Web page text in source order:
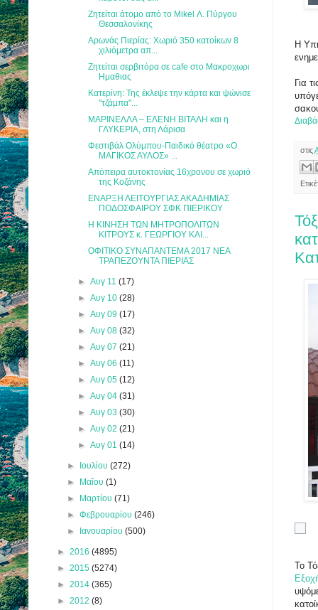
Η
Για
στις
Το
Ζητείται άτομο από το Mikel Λ. Πύργου
Θεσσαλονίκης
Αρωνάς Πιερίας: Χωριό 350 κατοίκων 8
χιλιόμετρα απ...
Ζητείται σερβιτόρα σε cafe στο Μακροχωρι
Ημαθιας
Κατερίνη: Της έκλεψε την κάρτα και ψώνισε
"τζάμπα"...
ΜΑΡΙΝΕΛΛΑ – ΕΛΕΝΗ ΒΙΤΑΛΗ και η
ΓΛΥΚΕΡΙΑ, στη Λάρισα
Φεστιβάλ Ολύμπου-Παιδικό θέατρο «Ο
ΜΑΓΙΚΟΣ ΑΥΛΟΣ» ...
Απόπειρα αυτοκτονίας 16χρονου σε χωριό
της Κοζάνης
ΕΝΑΡΞΗ ΛΕΙΤΟΥΡΓΙΑΣ ΑΚΑΔΗΜΙΑΣ
ΠΟΔΟΣΦΑΙΡΟΥ ΣΦΚ ΠΙΕΡΙΚΟΥ
Η ΚΙΝΗΣΗ ΤΩΝ ΜΗΤΡΟΠΟΛΙΤΩΝ
ΚΙΤΡΟΥΣ κ. ΓΕΩΡΓΙΟΥ ΚΑΙ...
ΟΦΙΤΙΚΟ ΣΥΝΑΠΑΝΤΕΜΑ 2017 ΝΕΑ
ΤΡΑΠΕΖΟΥΝΤΑ ΠΙΕΡΙΑΣ
► Αυγ 11 (17)
► Αυγ 10 (28)
► Αυγ 09 (17)
► Αυγ 08 (32)
► Αυγ 07 (21)
► Αυγ 06 (11)
► Αυγ 05 (12)
► Αυγ 04 (31)
► Αυγ 03 (30)
► Αυγ 02 (21)
► Αυγ 01 (14)
► Ιουλίου(272)
► Μαΐου(1)
► Μαρτίου(71)
►Φεβρουαρίου(246)
► Ιανουαρίου(500)
► 2016 (4895)
► 2015 (5274)
► 2014 (365)
► 2012 (8)